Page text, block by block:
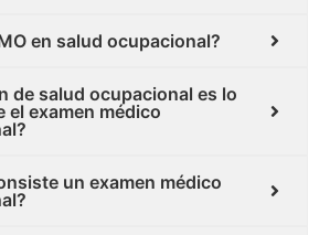
en salud ocupacional?
de salud ocupacional es lo
el examen médico
un examen médico